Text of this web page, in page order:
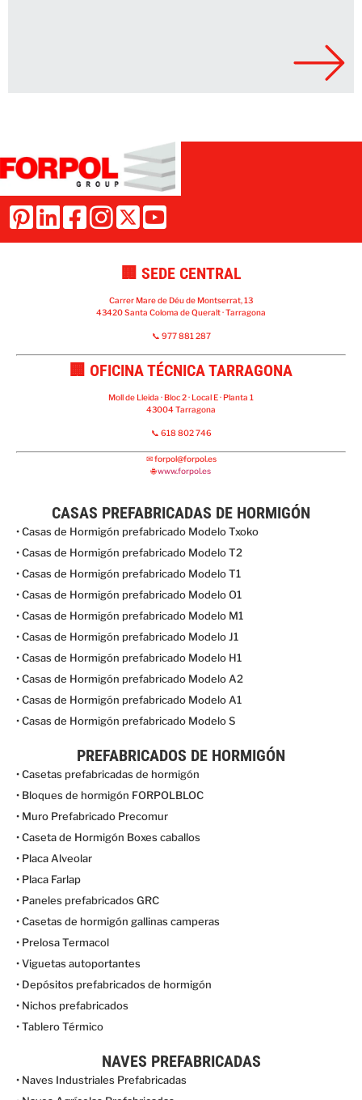
🏢 SEDE CENTRAL
Carrer Mare de Déu de Montserrat, 13
43420 Santa Coloma de Queralt · Tarragona
📞 977 881 287
🏢 OFICINA TÉCNICA TARRAGONA
Moll de Lleida · Bloc 2 · Local E · Planta 1
43004 Tarragona
📞 618 802 746
✉forpol@forpol.es
🌐www.forpol.es
CASAS PREFABRICADAS DE HORMIGÓN
• Casas de Hormigón prefabricado Modelo Txoko
• Casas de Hormigón prefabricado Modelo T2
• Casas de Hormigón prefabricado Modelo T1
• Casas de Hormigón prefabricado Modelo O1
• Casas de Hormigón prefabricado Modelo M1
• Casas de Hormigón prefabricado Modelo J1
• Casas de Hormigón prefabricado Modelo H1
• Casas de Hormigón prefabricado Modelo A2
• Casas de Hormigón prefabricado Modelo A1
• Casas de Hormigón prefabricado Modelo S
PREFABRICADOS DE HORMIGÓN
• Casetas prefabricadas de hormigón
• Bloques de hormigón FORPOLBLOC
• Muro Prefabricado Precomur
• Caseta de Hormigón Boxes caballos
• Placa Alveolar
• Placa Farlap
• Paneles prefabricados GRC
• Casetas de hormigón gallinas camperas
• Prelosa Termacol
• Viguetas autoportantes
• Depósitos prefabricados de hormigón
• Nichos prefabricados
• Tablero Térmico
NAVES PREFABRICADAS
• Naves Industriales Prefabricadas